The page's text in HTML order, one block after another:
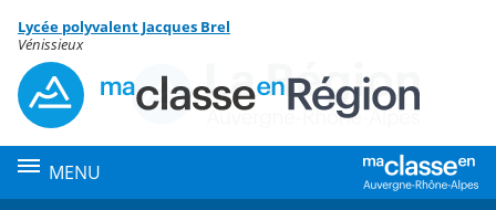
Menu de la rubrique
Contenu
Lycée polyvalent Jacques Brel
Vénissieux
MENU